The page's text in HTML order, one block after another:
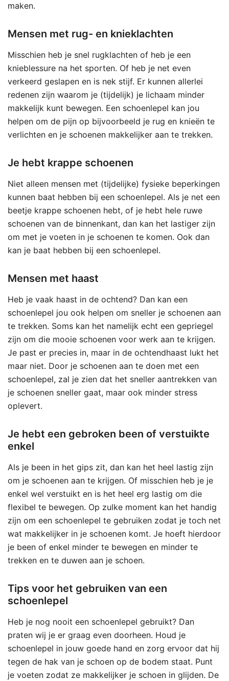
maken.
Mensen met rug- en knieklachten
Misschien heb je snel rugklachten of heb je een
knieblessure na het sporten. Of heb je net even
verkeerd geslapen en is nek stijf. Er kunnen allerlei
redenen zijn waarom je (tijdelijk) je lichaam minder
makkelijk kunt bewegen. Een schoenlepel kan jou
helpen om de pijn op bijvoorbeeld je rug en knieën te
verlichten en je schoenen makkelijker aan te trekken.
Je hebt krappe schoenen
Niet alleen mensen met (tijdelijke) fysieke beperkingen
kunnen baat hebben bij een schoenlepel. Als je net een
beetje krappe schoenen hebt, of je hebt hele ruwe
schoenen van de binnenkant, dan kan het lastiger zijn
om met je voeten in je schoenen te komen. Ook dan
kan je baat hebben bij een schoenlepel.
Mensen met haast
Heb je vaak haast in de ochtend? Dan kan een
schoenlepel jou ook helpen om sneller je schoenen aan
te trekken. Soms kan het namelijk echt een gepriegel
zijn om die mooie schoenen voor werk aan te krijgen.
Je past er precies in, maar in de ochtendhaast lukt het
maar niet. Door je schoenen aan te doen met een
schoenlepel, zal je zien dat het sneller aantrekken van
je schoenen sneller gaat, maar ook minder stress
oplevert.
Je hebt een gebroken been of verstuikte
enkel
Als je been in het gips zit, dan kan het heel lastig zijn
om je schoenen aan te krijgen. Of misschien heb je je
enkel wel verstuikt en is het heel erg lastig om die
flexibel te bewegen. Op zulke moment kan het handig
zijn om een schoenlepel te gebruiken zodat je toch net
wat makkelijker in je schoenen komt. Je hoeft hierdoor
je been of enkel minder te bewegen en minder te
trekken en te duwen aan je schoen.
Tips voor het gebruiken van een
schoenlepel
Heb je nog nooit een schoenlepel gebruikt? Dan
praten wij je er graag even doorheen. Houd je
schoenlepel in jouw goede hand en zorg ervoor dat hij
tegen de hak van je schoen op de bodem staat. Punt
je voeten zodat ze makkelijker je schoen in glijden. De